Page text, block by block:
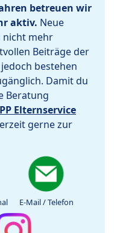
betreuen wir
aktiv. Neue
nicht mehr
Beiträge der
bestehen
Damit du
Beratung
Elternservice
gerne zur
E-Mail / Telefon